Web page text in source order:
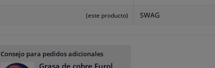
(este producto) SWAG
Consejo para pedidos adicionales